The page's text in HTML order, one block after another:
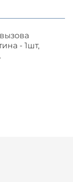
- 1шт,